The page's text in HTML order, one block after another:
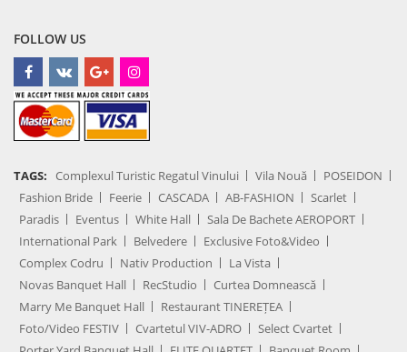
FOLLOW US
TAGS: Complexul Turistic Regatul Vinului Vila Nouă
POSEIDON
Fashion Bride
Feerie CASCADA AB-FASHION
Scarlet
Paradis
Eventus White Hall
Sala De Bachete AEROPORT
International Park
Belvedere
Exclusive Foto&Video
Complex Codru
Nativ Production
La Vista
Novas Banquet Hall
RecStudio
Curtea Domnească
Marry Me Banquet Hall
Restaurant TINEREȚEA
Foto/Video FESTIV
Cvartetul VIV-ADRO
Select Cvartet